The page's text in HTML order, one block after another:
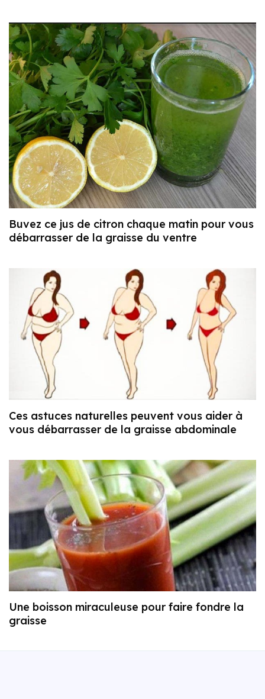
Buvez ce jus de citron chaque matin pour vous
débarrasser de la graisse du ventre
Ces astuces naturelles peuvent vous aider à
vous débarrasser de la graisse abdominale
Une boisson miraculeuse pour faire fondre la
graisse